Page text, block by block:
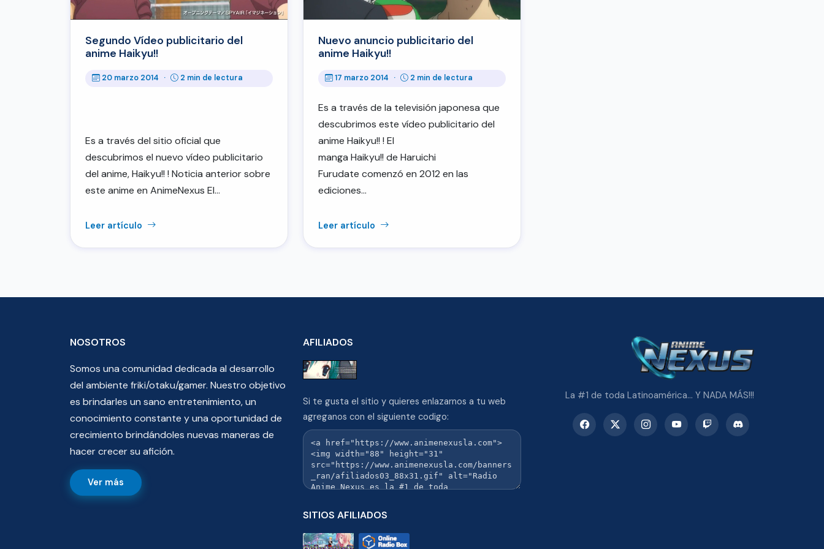
Segundo Vídeo publicitario del
anime Haikyu!!
20 marzo 2014 · 2 min de lectura
Es a través del sitio oficial que
descubrimos el nuevo vídeo publicitario
del anime, Haikyu!! ! Noticia anterior sobre
este anime en AnimeNexus El…
Leer artículo
Nuevo anuncio publicitario del
anime Haikyu!!
17 marzo 2014 · 2 min de lectura
Es a través de la televisión japonesa que
descubrimos este vídeo publicitario del
anime Haikyu!! ! El
manga Haikyu!! de Haruichi
Furudate comenzó en 2012 en las
ediciones…
Leer artículo
NOSOTROS
Somos una comunidad dedicada al desarrollo
del ambiente friki/otaku/gamer. Nuestro objetivo
es brindarles un sano entretenimiento, un
conocimiento constante y una oportunidad de
crecimiento brindándoles nuevas maneras de
hacer crecer su afición.
Ver más
AFILIADOS
Si te gusta el sitio y quieres enlazarnos a tu web
agreganos con el siguiente codigo:
SITIOS AFILIADOS
La #1 de toda Latinoamérica... Y NADA MÁS!!!